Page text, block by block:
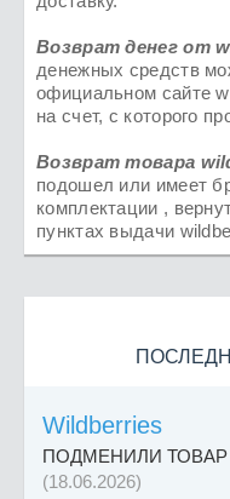
Возврат денег от
денежных средств
официальном сайте
на счет, с которого
Возврат товара
подошел или имеет
комплектации ,
пунктах выдачи
Wildberries
ПОДМЕНИЛИ
(18.06.2026)